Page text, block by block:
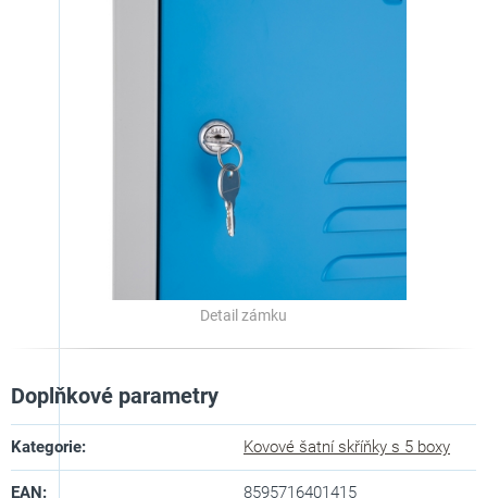
Detail zámku
Doplňkové parametry
Kategorie: Kovové šatní skříňky s 5 boxy
EAN: 8595716401415